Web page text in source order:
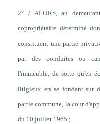
2° / ALORS, au
copropriétaire déterminé
constituent une partie
par des conduites ou
l'immeuble, de sorte qu'en
litigieux en se fondant sur
partie commune, la cour
du 10 juillet 1965 ;